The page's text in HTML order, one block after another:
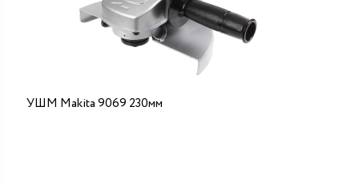
УШМ Makita 9069 230мм